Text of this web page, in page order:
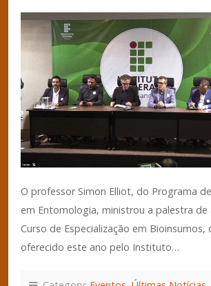
O professor Simon Elliot, do Programa
em Entomologia, ministrou a palestra
Curso de Especialização em Bioinsumos,
oferecido este ano pelo Instituto…